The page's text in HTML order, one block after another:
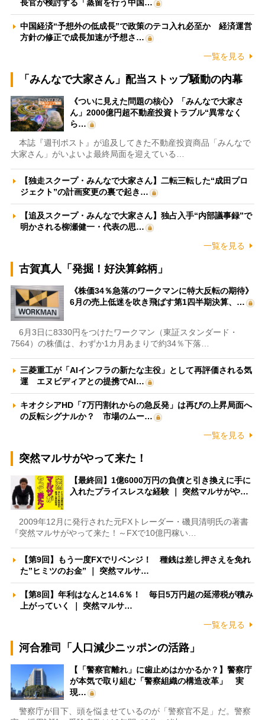
長官が検討する「蒸留を行う中国…
中国経済“予想外の低成長”で政策のテコ入れ必至か 経済運営
方針の修正で成長加速が予想さ…
一覧を見る
「みんなで大家さん」配当ストップ騒動の内幕
《ついに見えた問題の核心》「みんなで大家さ
ん」2000億円超不動産投資トラブル“異常なく
ら…
本誌『週刊ポスト』が追及してきた不動産投資商品「みんなで
大家さん」がいよいよ最終局面を迎えている…
【独走スクープ・みんなで大家さん】二転三転した“成田プロ
ジェクト”の計画変更の裏で起き…
【追及スクープ・みんなで大家さん】独占入手“内部議事録”で
明かされる柳瀬健一・代表の思…
一覧を見る
古賀真人「発掘！好決算銘柄」
《株価34％急落のワークマンに特大反転の期待》
6月の売上低迷を吹き飛ばす第1四半期決算、…
6月3日に8330円をつけたワークマン（東証スタンダード・
7564）の株価は、わずか1カ月あまりで約34％下落…
三菱重工が「AIインフラの新たな主役」として再評価される気
運 エヌビディアとの提携でAI…
キオクシアHD「7万円割れからの急反発」は再びの上昇局面へ
の反転シグナルか？ 市場のムー…
一覧を見る
突然マルサがやって来た！
【最終回】1億6000万円の負債と引き換えに手に
入れたプライスレスな経験 ｜ 突然マルサがや…
2009年12月に発行された元FXトレーダー・磯貝清明氏の著書
『突然マルサがやって来た！～FXで10億円稼い…
【第9回】もう一度FXでリベンジ！ 種銭は差し押さえを免れ
た”ヒミツのお金” ｜ 突然マルサ…
【第8回】年利はなんと14.6％！ 毎日5万円超の延滞税が積み
上がっていく ｜ 突然マルサ…
一覧を見る
河合雅司「人口減少ニッポンの活路」
【「警察官離れ」に歯止めはかかるか？】警察庁
が本気で取り組む「警察組織の構造改革」 実
現…
警察庁が目下、頭を悩ませているのが「警察官不足」だ。警察